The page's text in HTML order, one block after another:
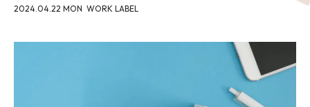
2024.04.22 MON WORK LABEL